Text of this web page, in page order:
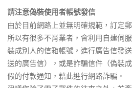
請注意偽裝使用者帳號發信
由於目前網路上並無明確規範，訂定
所以有很多不肖業者，會利用自建伺
裝成別人的信箱帳號，進行廣告信發
送的廣告信），或是詐騙信件（偽裝
假的付款通知，藉此進行網路詐騙。